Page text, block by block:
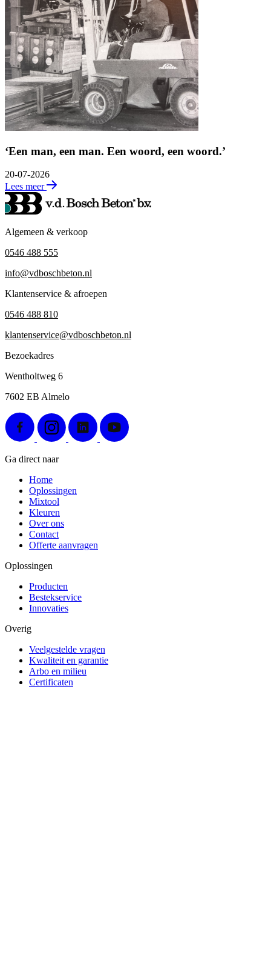
‘Een man, een man. Een woord, een woord.’
20-07-2026
Lees meer
Algemeen & verkoop
0546 488 555
info@vdboschbeton.nl
Klantenservice & afroepen
0546 488 810
klantenservice@vdboschbeton.nl
Bezoekadres
Wentholtweg 6
7602 EB Almelo
Ga direct naar
Home
Oplossingen
Mixtool
Kleuren
Over ons
Contact
Offerte aanvragen
Oplossingen
Producten
Bestekservice
Innovaties
Overig
Veelgestelde vragen
Kwaliteit en garantie
Arbo en milieu
Certificaten